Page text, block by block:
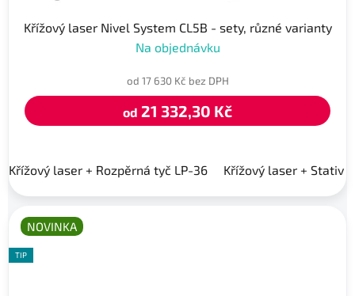
Křížový laser Nivel System CL5B - sety, různé varianty
Na objednávku
od 17 630 Kč bez DPH
od 21 332,30 Kč
Křížový laser + Rozpěrná tyč LP-36 Křížový laser + Stativ
NOVINKA
TIP